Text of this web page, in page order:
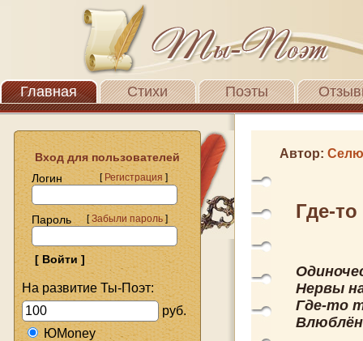
Главная Стихи Поэты
Вход для пользователей
Логин
[Регистрация]
Пароль [Забыли пароль]
На развитие Ты-Поэт:
руб.
ЮMoney
Автор:
Где-
Нервы
Где-то